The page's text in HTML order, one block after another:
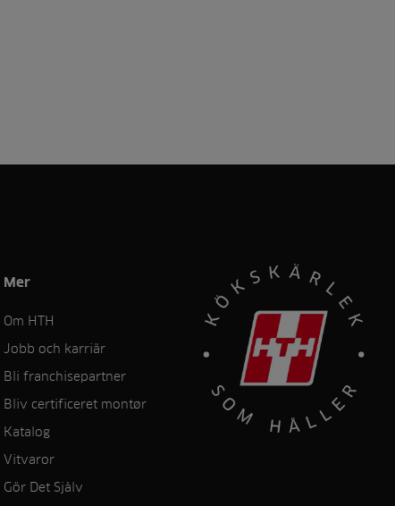
Mer
Om HTH
Jobb och karriär
Bli franchisepartner
Bliv certificeret montør
Katalog
Vitvaror
Gör Det Sjålv